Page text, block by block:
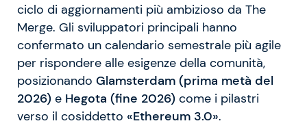
ciclo di aggiornamenti più ambizioso da The
Merge. Gli sviluppatori principali hanno
confermato un calendario semestrale più agile
per rispondere alle esigenze della comunità,
posizionando Glamsterdam (prima metà del
2026) e Hegota (fine 2026) come i pilastri
verso il cosiddetto «Ethereum 3.0».